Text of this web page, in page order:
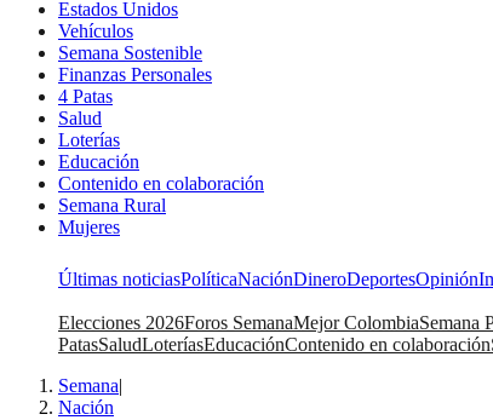
Estados Unidos
Vehículos
Semana Sostenible
Finanzas Personales
4 Patas
Salud
Loterías
Educación
Contenido en colaboración
Semana Rural
Mujeres
Últimas noticiasPolíticaNaciónDineroDeportesOpinión
Elecciones 2026Foros SemanaMejor ColombiaSemana
PatasSaludLoteríasEducaciónContenido en colaboración
Semana|
Nación